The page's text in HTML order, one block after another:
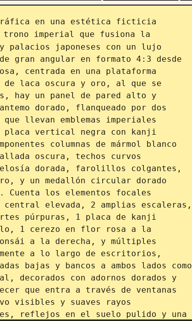
en una estética ficticia
imperial que fusiona la
japoneses con un lujo
gran angular en formato 4:3 desde
centrada en una plataforma
de laca oscura y oro, al que se
hay un panel de pared alto y
dorado, flanqueado por dos
llevan emblemas imperiales
placa vertical negra con kanji
columnas de mármol blanco
oscura, techos curvos
dorada, farolillos colgantes,
y un medallón circular dorado
los elementos focales
elevada, 2 amplias escaleras,
púrpuras, 1 placa de kanji
1 cerezo en flor rosa a la
a la derecha, y múltiples
a lo largo de escritorios,
bajas y bancos a ambos lados como
decorados con adornos dorados y
que entra a través de ventanas
visibles y suaves rayos
reflejos en el suelo pulido y una